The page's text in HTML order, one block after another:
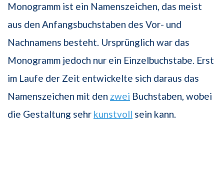
Monogramm ist ein Namenszeichen, das meist
aus den Anfangsbuchstaben des Vor- und
Nachnamens besteht. Ursprünglich war das
Monogramm jedoch nur ein Einzelbuchstabe. Erst
im Laufe der Zeit entwickelte sich daraus das
Namenszeichen mit den zwei Buchstaben, wobei
die Gestaltung sehr kunstvoll sein kann.